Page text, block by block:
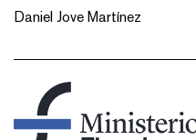
Daniel Jove Martínez